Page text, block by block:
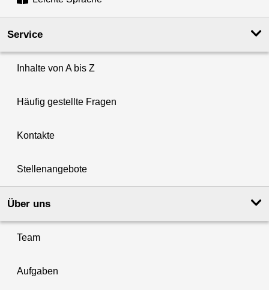
Service
Inhalte von A bis Z
Häufig gestellte Fragen
Kontakte
Stellenangebote
Über uns
Team
Aufgaben